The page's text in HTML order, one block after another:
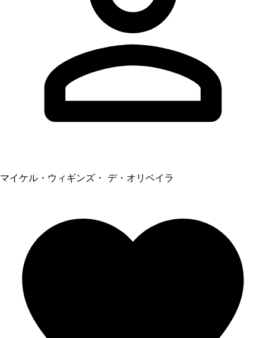
マイケル・ウィギンズ・ デ・オリベイラ